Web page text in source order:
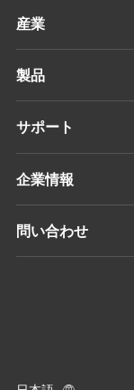
産業
地理空間
ナビゲーション
製品
地理空間
ナビゲーション
サポート
サポート
企業情報
概要
問い合わせ